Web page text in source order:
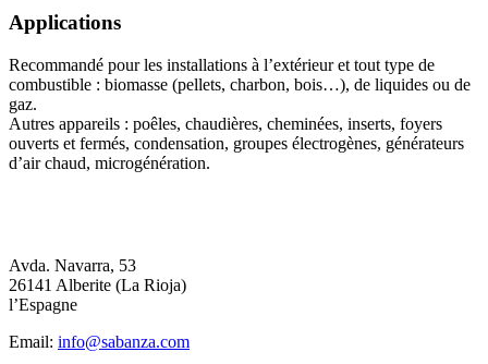
Applications
Recommandé pour les installations à l’extérieur et tout type de
combustible : biomasse (pellets, charbon, bois…), de liquides ou de
gaz.
Autres appareils : poêles, chaudières, cheminées, inserts, foyers
ouverts et fermés, condensation, groupes électrogènes, générateurs
d’air chaud, microgénération.
Avda. Navarra, 53
26141 Alberite (La Rioja)
l’Espagne
Email: info@sabanza.com